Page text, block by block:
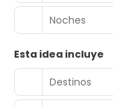
Noches
Esta idea incluye
Destinos